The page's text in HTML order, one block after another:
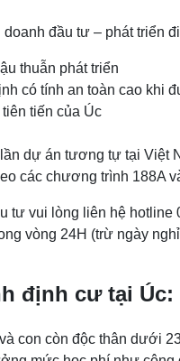
đầu tư – phát triển
thuẫn phát triển
có tính an toàn cao khi
tiến của Úc
dự án tương tự tại Việt
các chương trình 188A
vui lòng liên hệ hotline
vòng 24H (trừ ngày
định cư tại Úc:
con còn độc thân dưới